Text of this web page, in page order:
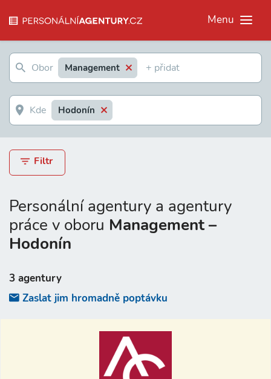
Menu
Management
Hodonín
Filtr
Personální agentury a agentury
práce v oboru Management –
Hodonín
3 agentury
Zaslat jim hromadně poptávku